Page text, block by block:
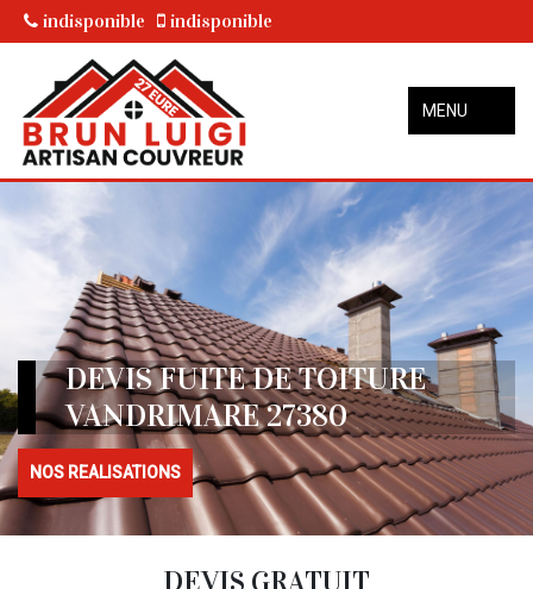
indisponible indisponible
MENU
DEVIS FUITE DE TOITURE
VANDRIMARE 27380
NOS REALISATIONS
DEVIS GRATUIT